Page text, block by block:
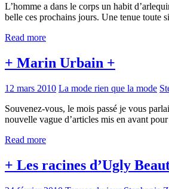
L’homme a dans le corps un habit
belle ces prochains jours. Une tenue toute
Read more
+ Marin Urbain +
12 mars 2010 La mode rien que la mode
Souvenez-vous, le mois passé je vous
nouvelle vague d’articles mis en avant
Read more
+ Les racines d’Ugly